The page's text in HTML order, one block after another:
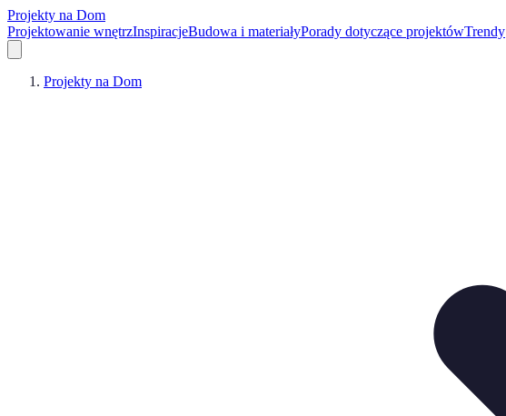
Projekty na Dom
Projektowanie wnętrzInspiracjeBudowa i materiałyPorady dotyczące projektówTrendy
Projekty na Dom